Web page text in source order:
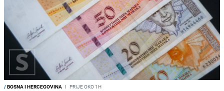
/BOSNA I HERCEGOVINA I PRIJE OKO 1H